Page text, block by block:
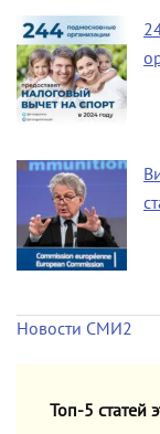
Новости СМИ2
Топ-5 статей